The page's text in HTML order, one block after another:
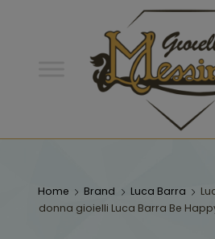
marchi.
Home Brand Luca Barra
donna gioielli Luca Barra Be Happy